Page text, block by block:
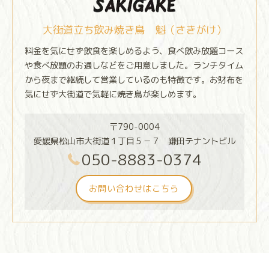
大街道立ち飲み焼き鳥 魁（さきがけ）
料金を気にせず飲食を楽しめるよう、食べ飲み放題コース
や食べ放題のお通しなどをご用意しました。ランチタイム
から夜まで継続して営業しているのも特徴です。お財布を
気にせず大街道で気軽に焼き鳥が楽しめます。
〒790-0004
愛媛県松山市大街道１丁目５－７ 鎌田テナントビル
050-8883-0374
お問い合わせはこちら